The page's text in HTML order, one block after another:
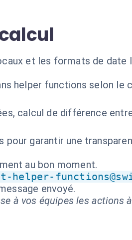
et les formats de date
helper functions selon le
calcul de différence
garantir une
au bon moment.
helper-
envoyé.
à vos équipes les actions